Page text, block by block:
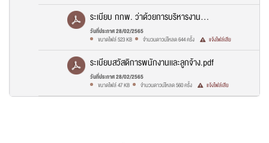
ระเบียบ กกพ. ว่าด้วยการบริหารงาน
บุคคล 2564.pdf
วันที่ประกาศ 28/02/2565
ขนาดไฟล์ 523 KB
จำนวนดาวน์โหลด 644 ครั้ง แจ้งไฟล์เสีย
ระเบียบสวัสดิการพนักงานเเละลูกจ้าง.pdf
วันที่ประกาศ 28/02/2565
ขนาดไฟล์ 47 KB
จำนวนดาวน์โหลด 560 ครั้ง แจ้งไฟล์เสีย